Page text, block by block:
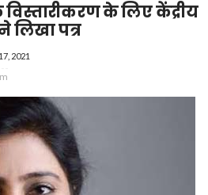
के लिए केंद्रीय
लिखा पत्र
2021